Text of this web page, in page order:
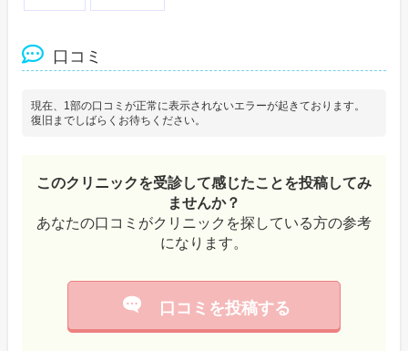
口コミ
現在、1部の口コミが正常に表示されないエラーが起きております。
復旧までしばらくお待ちください。
このクリニックを受診して感じたことを投稿してみ
ませんか？
あなたの口コミがクリニックを探している方の参考
になります。
口コミを投稿する